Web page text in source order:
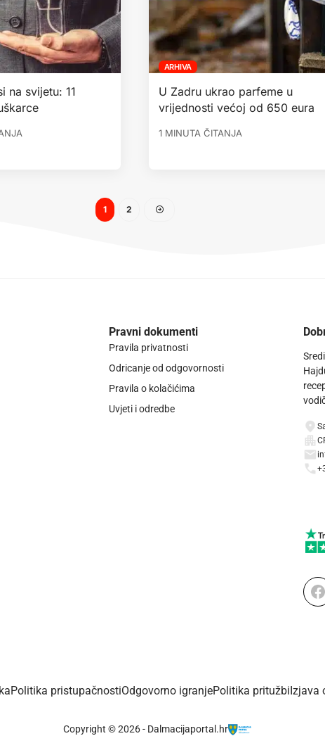
na svijetu: 11
ARHIVA
U Zadru ukrao parfeme u
vrijednosti većoj od 650 eura
1 MINUTA ČITANJA
1 2
Pravni dokumenti
Pravila privatnosti
Odricanje od odgovornosti
Pravila o kolačićima
Uvjeti i odredbe
Politika pristupačnostiOdgovorno igranjePolitika pritužbiIzjava
Copyright © 2026 - Dalmacijaportal.hr